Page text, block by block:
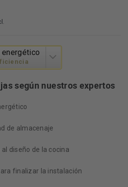
energético
según nuestros expertos
de almacenaje
diseño de la cocina
finalizar la instalación